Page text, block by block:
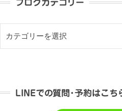
ブログカテゴリー
LINEでの質問･予約はこち